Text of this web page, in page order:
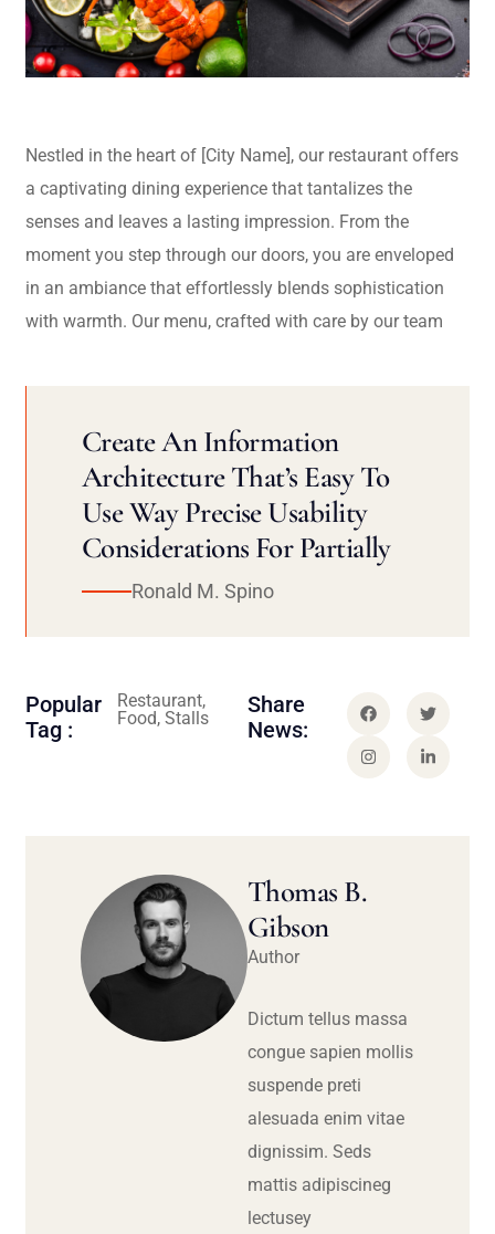
Nestled in the heart of [City Name], our restaurant offers
a captivating dining experience that tantalizes the
senses and leaves a lasting impression. From the
moment you step through our doors, you are enveloped
in an ambiance that effortlessly blends sophistication
with warmth. Our menu, crafted with care by our team
Create An Information
Architecture That’s Easy To
Use Way Precise Usability
Considerations For Partially
Ronald M. Spino
Popular
Tag :
Restaurant,
Food, Stalls
Share
News:
Thomas B.
Gibson
Author
Dictum tellus massa
congue sapien mollis
suspende preti
alesuada enim vitae
dignissim. Seds
mattis adipiscineg
lectusey